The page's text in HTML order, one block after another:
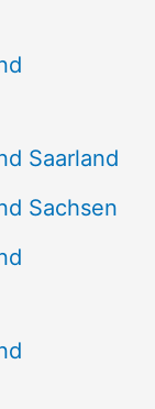
Saarland
Sachsen